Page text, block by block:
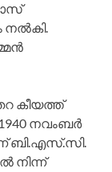
നല്‍കി.
കീയത്ത്‌
നവംബര്‍
ബി.എസ്‌.സി.
നിന്ന്‌